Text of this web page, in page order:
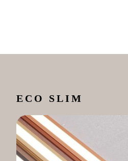
ECO SLIM